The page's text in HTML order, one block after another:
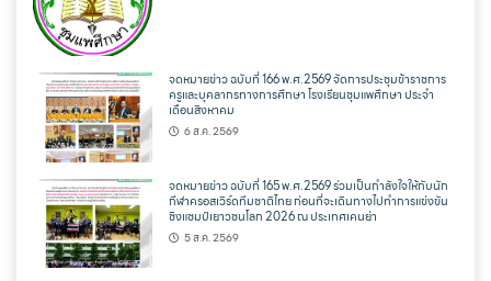
จดหมายข่าว ฉบับที่ 166 พ.ศ.2569 จัดการประชุมข้าราชการ
ครูและบุคลากรทางการศึกษา โรงเรียนชุมแพศึกษา ประจำ
เดือนสิงหาคม
6 ส.ค. 2569
จดหมายข่าว ฉบับที่ 165 พ.ศ.2569 ร่วมเป็นกำลังใจให้กับนัก
กีฬาครอสเวิร์ดทีมชาติไทย ก่อนที่จะเดินทางไปทำการแข่งขัน
ชิงแชมป์เยาวชนโลก 2026 ณ ประเทศเคนย่า
5 ส.ค. 2569